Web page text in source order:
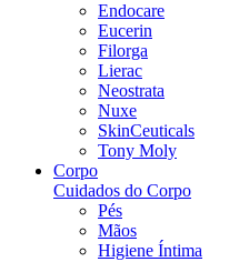
Endocare
Eucerin
Filorga
Lierac
Neostrata
Nuxe
SkinCeuticals
Tony Moly
Corpo
Cuidados do Corpo
Pés
Mãos
Higiene Íntima